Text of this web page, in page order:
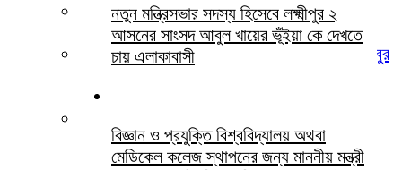
নতুন মন্ত্রিসভার সদস্য হিসেবে লক্ষ্মীপুর ২
আসনের সাংসদ আবুল খায়ের ভূঁইয়া কে দেখতে
চায় এলাকাবাসী
বিজ্ঞান ও প্রযুক্তি বিশ্ববিদ্যালয় অথবা
মেডিকেল কলেজ স্থাপনের জন্য মাননীয় মন্ত্রী
খামোশী বড় চিৎকার
লক্ষ্মীপুর জেলা জজ আদালতের সিনিয়র আইনজীবী হাসিবুর
স্মৃতিস্তম্ভে জেলা পুলিশের পুষ্পস্তবক অর্পণ